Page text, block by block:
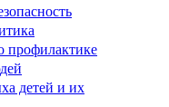
профилактике
детей и их